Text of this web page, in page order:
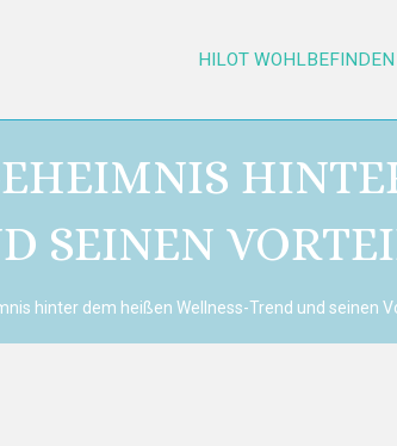
HILOT WOHLBEFINDEN
HINTER
hinter dem heißen Wellness-Trend und seinen